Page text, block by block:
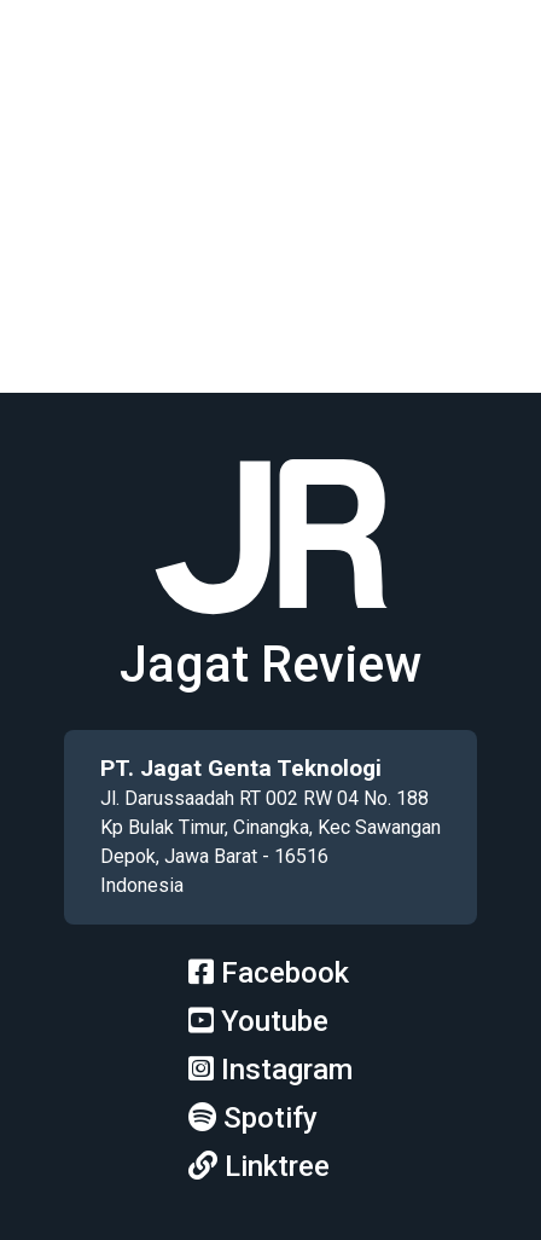
Jagat Review
PT. Jagat Genta Teknologi
Jl. Darussaadah RT 002 RW 04 No. 188
Kp Bulak Timur, Cinangka, Kec Sawangan
Depok, Jawa Barat - 16516
Indonesia
Facebook
Youtube
Instagram
Spotify
Linktree